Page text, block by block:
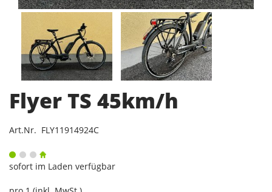
Flyer TS 45km/h
Art.Nr. FLY11914924C
sofort im Laden verfügbar